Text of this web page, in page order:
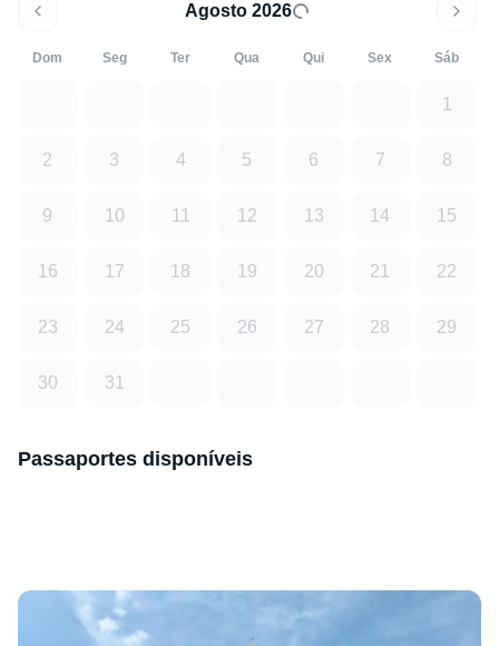
Agosto 2026
Dom Seg Ter Qua Qui Sex Sáb
1
2 3 4 5 6 7 8
9 10 11 12 13 14 15
16 17 18 19 20 21 22
23 24 25 26 27 28 29
30 31
Passaportes disponíveis